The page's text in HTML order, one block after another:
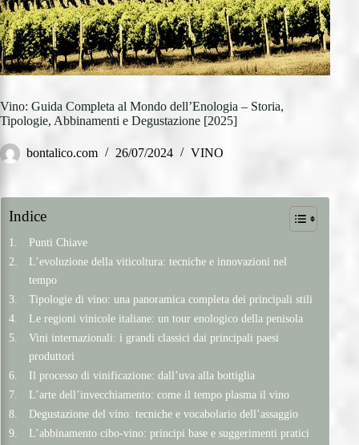
Vino: Guida Completa al Mondo dell’Enologia – Storia,
Tipologie, Abbinamenti e Degustazione [2025]
bontalico.com 26/07/2024 VINO
Indice
Punti Chiave
L’evoluzione della viticoltura: tecniche e innovazioni nel
tempo
Tipologie di vino: una panoramica completa dei principali stili
Le regioni vinicole italiane: un tour enologico della penisola
Vini internazionali: i grandi classici dai principali paesi
produttori
Il processo di vinificazione: dall’uva alla bottiglia
L’arte dell’invecchiamento: come il tempo plasma il vino
Degustazione del vino: tecniche e vocabolario dell’assaggio
L’abbinamento cibo-vino: principi base e suggerimenti pratici